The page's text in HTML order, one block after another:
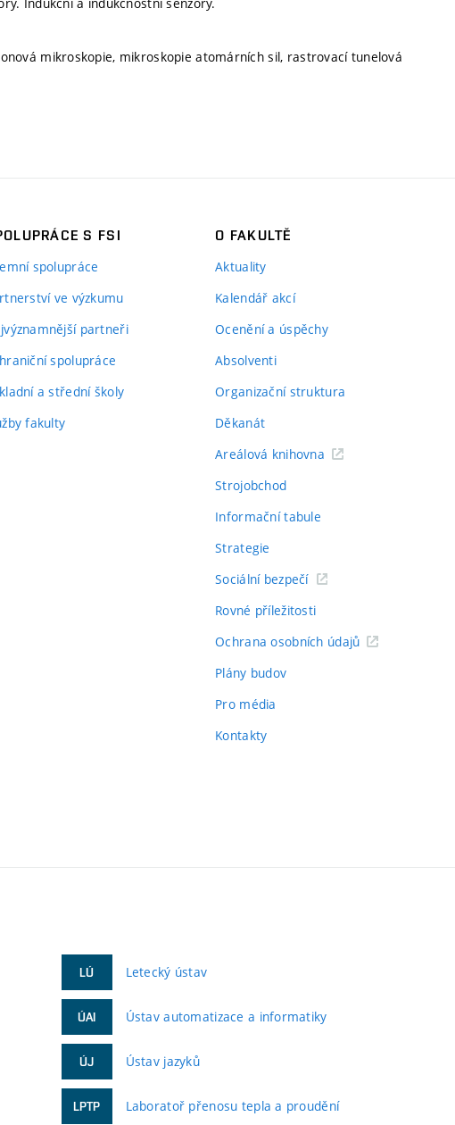
mikroskopie, mikroskopie atomárních sil, rastrovací tunelová
S FSI
spolupráce
ve výzkumu
partneři
spolupráce
a střední školy
fakulty
O FAKULTĚ
Aktuality
Kalendář akcí
Ocenění a úspěchy
Absolventi
Organizační struktura
Děkanát
Areálová knihovna
Strojobchod
Informační tabule
Strategie
Sociální bezpečí
Rovné příležitosti
Ochrana osobních údajů
Plány budov
Pro média
Kontakty
LÚ Letecký ústav
ÚAI Ústav automatizace a informatiky
ÚJ Ústav jazyků
LPTP Laboratoř přenosu tepla a proudění